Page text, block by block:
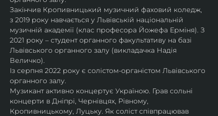
Закінчив Кропивницький музичний фаховий коледж,
з 2019 року навчається у Львівській національній
музичній академії (клас професора Йожефа Ерміня). З
2021 року – студент органного факультативу на базі
Львівського органного залу (викладачка Надія
Величко).
Із серпня 2022 року є солістом-органістом Львівського
органного залу.
Музикант активно концертує Україною. Грав сольні
концерти в Дніпрі, Чернівцях, Рівному,
Кропивницькому, Луцьку. Як соліст співпрацював